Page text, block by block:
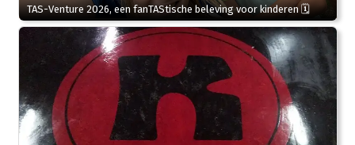
TAS-Venture 2026, een fanTAStische beleving voor kinderen 🗓